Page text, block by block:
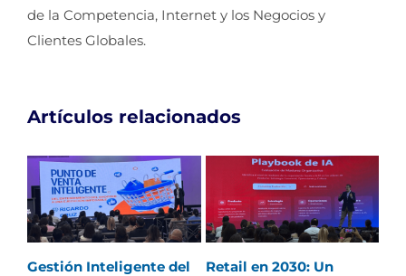
de la Competencia, Internet y los Negocios y
Clientes Globales.
Artículos relacionados
Gestión Inteligente del Retail en 2030: Un